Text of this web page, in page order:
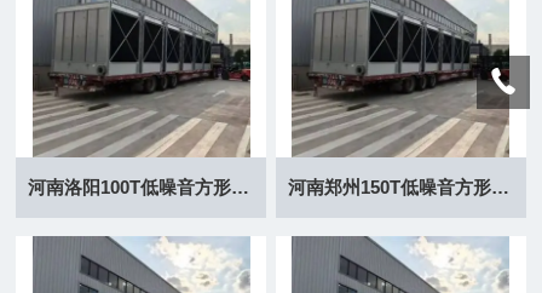
河南洛阳100T低噪音方形冷却塔厂家 河南郑州150T低噪音方形冷却塔厂家